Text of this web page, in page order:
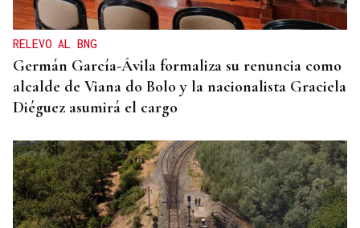
es cambiar el paradigma de la discapacidad
infantil”
RELEVO AL BNG
Germán García-Ávila formaliza su renuncia como
alcalde de Viana do Bolo y la nacionalista Graciela
Diéguez asumirá el cargo